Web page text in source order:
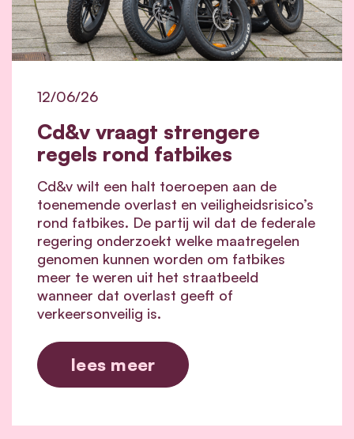
Cd&v vraagt strengere
regels rond fatbikes
12/06/26
Cd&v wilt een halt toeroepen aan de
toenemende overlast en veiligheidsrisico’s
rond fatbikes. De partij wil dat de federale
regering onderzoekt welke maatregelen
genomen kunnen worden om fatbikes
meer te weren uit het straatbeeld
wanneer dat overlast geeft of
verkeersonveilig is.
lees meer